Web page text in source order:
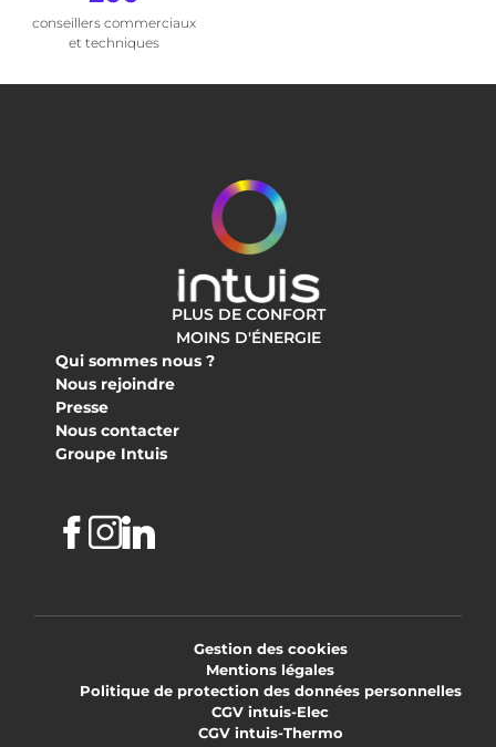
conseillers commerciaux
et techniques
PLUS DE CONFORT
MOINS D'ÉNERGIE
Qui sommes nous ?
Nous rejoindre
Presse
Nous contacter
Groupe Intuis
Facebook
Instagram
Linkedin
Gestion des cookies
Mentions légales
Politique de protection des données personnelles
CGV intuis-Elec
CGV intuis-Thermo